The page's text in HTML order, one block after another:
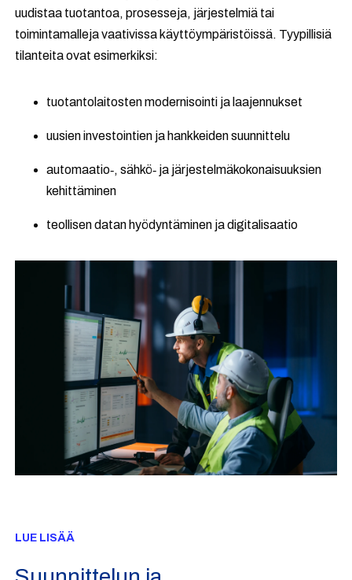
uudistaa tuotantoa, prosesseja, järjestelmiä tai
toimintamalleja vaativissa käyttöympäristöissä. Tyypillisiä
tilanteita ovat esimerkiksi:
tuotantolaitosten modernisointi ja laajennukset
uusien investointien ja hankkeiden suunnittelu
automaatio‑, sähkö‑ ja järjestelmäkokonaisuuksien
kehittäminen
teollisen datan hyödyntäminen ja digitalisaatio
LUE LISÄÄ